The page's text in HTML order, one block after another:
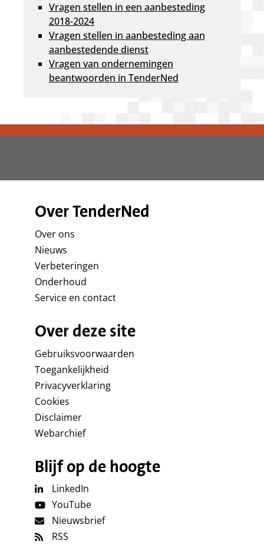
Vragen stellen in een aanbesteding
2018-2024
Vragen stellen in aanbesteding aan
aanbestedende dienst
Vragen van ondernemingen
beantwoorden in TenderNed
Over TenderNed
Over ons
Nieuws
Verbeteringen
Onderhoud
Service en contact
Over deze site
Gebruiksvoorwaarden
Toegankelijkheid
Privacyverklaring
Cookies
Disclaimer
Webarchief
Blijf op de hoogte
LinkedIn
YouTube
Nieuwsbrief
RSS